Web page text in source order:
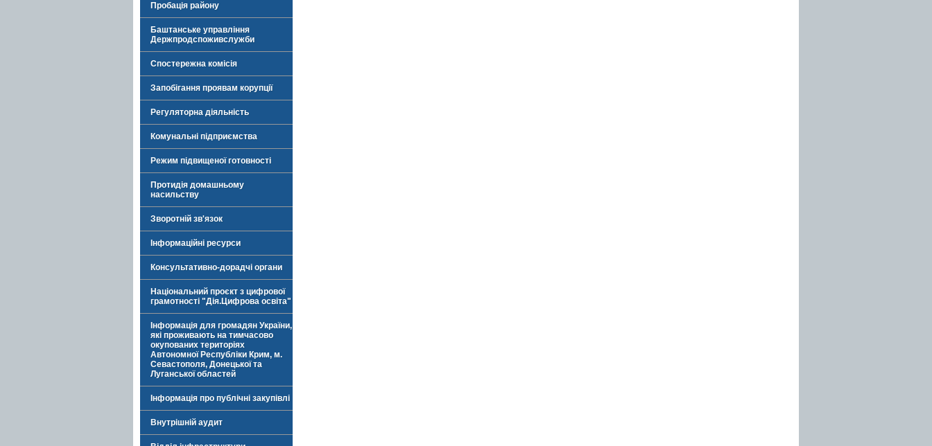
Пробація району
Баштанське управління
Держпродспоживслужби
Спостережна комісія
Запобігання проявам корупції
Регуляторна діяльність
Комунальні підприємства
Режим підвищеної готовності
Протидія домашньому
насильству
Зворотній зв'язок
Інформаційні ресурси
Консультативно-дорадчі органи
Національний проєкт з цифрової
грамотності "Дія.Цифрова освіта"
Інформація для громадян України,
які проживають на тимчасово
окупованих територіях
Автономної Республіки Крим, м.
Севастополя, Донецької та
Луганської областей
Інформація про публічні закупівлі
Внутрішній аудит